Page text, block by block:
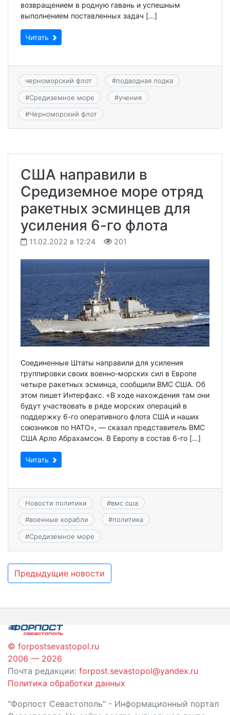
возвращением в родную гавань и успешным
выполнением поставленных задач […]
Читать
черноморский флот #подводная лодка
#Средиземное море #учения
#Черноморский флот
США направили в
Средиземное море отряд
ракетных эсминцев для
усиления 6-го флота
11.02.2022 в 12:24 201
Соединенные Штаты направили для усиления
группировки своих военно-морских сил в Европе
четыре ракетных эсминца, сообщили ВМС США. Об
этом пишет Интерфакс. «В ходе нахождения там они
будут участвовать в ряде морских операций в
поддержку 6-го оперативного флота США и наших
союзников по НАТО», — сказал представитель ВМС
США Арло Абрахамсон. В Европу в состав 6-го […]
Читать
Новости политики #вмс сша
#военные корабли #политика
#Средиземное море
Навигация
записям
Предыдущие новости
© forpostsevastopol.ru
2006 — 2026
Почта редакции: forpost.sevastopol@yandex.ru
Политика обработки данных
"Форпост Севастополь" - Информационный портал